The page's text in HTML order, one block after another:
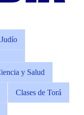
y Salud
Clases de Torá